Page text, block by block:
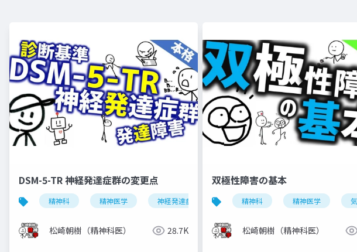
DSM-5-TR 神経発達症群の変更点
精神科 精神医学 神経発達症群 発達障害 自閉スペクトラム症
松崎朝樹（精神科医） 28.7K
双極性障害の基本
精神科 精神医学
松崎朝樹（精神科医）